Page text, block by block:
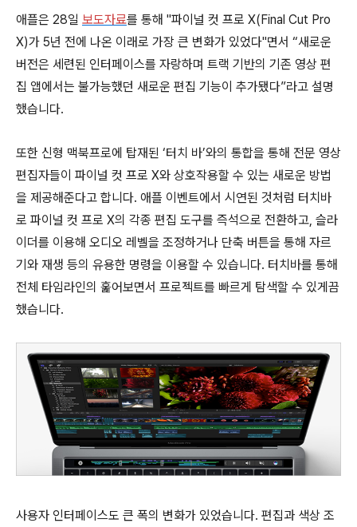
애플은 28일 보도자료를 통해 "파이널 컷 프로 X(Final Cut Pro
X)가 5년 전에 나온 이래로 가장 큰 변화가 있었다"면서 “새로운
버전은 세련된 인터페이스를 자랑하며 트랙 기반의 기존 영상 편
집 앱에서는 불가능했던 새로운 편집 기능이 추가됐다”라고 설명
했습니다.
또한 신형 맥북프로에 탑재된 ‘터치 바’와의 통합을 통해 전문 영상
편집자들이 파이널 컷 프로 X와 상호작용할 수 있는 새로운 방법
을 제공해준다고 합니다. 애플 이벤트에서 시연된 것처럼 터치바
로 파이널 컷 프로 X의 각종 편집 도구를 즉석으로 전환하고, 슬라
이더를 이용해 오디오 레벨을 조정하거나 단축 버튼을 통해 자르
기와 재생 등의 유용한 명령을 이용할 수 있습니다. 터치바를 통해
전체 타임라인의 훑어보면서 프로젝트를 빠르게 탐색할 수 있게끔
했습니다.
사용자 인터페이스도 큰 폭의 변화가 있었습니다. 편집과 색상 조